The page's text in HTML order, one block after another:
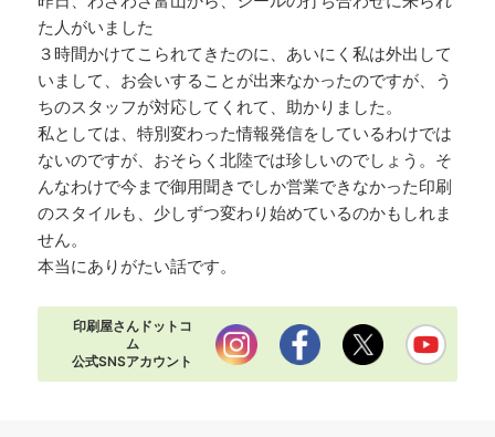
た人がいました
３時間かけてこられてきたのに、あいにく私は外出して
いまして、お会いすることが出来なかったのですが、う
ちのスタッフが対応してくれて、助かりました。
私としては、特別変わった情報発信をしているわけでは
ないのですが、おそらく北陸では珍しいのでしょう。そ
んなわけで今まで御用聞きでしか営業できなかった印刷
のスタイルも、少しずつ変わり始めているのかもしれま
せん。
本当にありがたい話です。
印刷屋さんドットコ
ム
公式SNSアカウント